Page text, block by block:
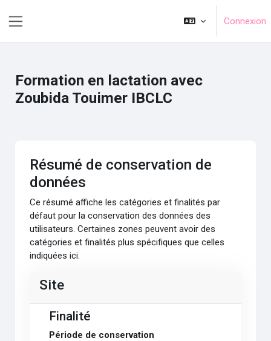
Connexion
Formation en lactation avec
Zoubida Touimer IBCLC
Résumé de conservation de
données
Ce résumé affiche les catégories et finalités par
défaut pour la conservation des données des
utilisateurs. Certaines zones peuvent avoir des
catégories et finalités plus spécifiques que celles
indiquées ici.
Site
Finalité
Période de conservation